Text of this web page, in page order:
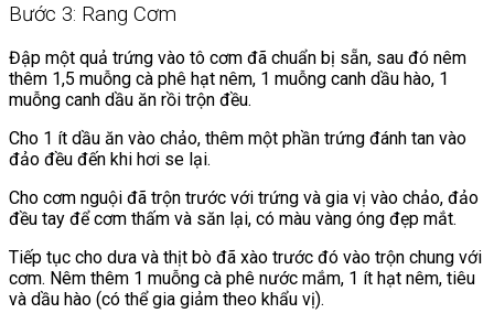
Bước 3: Rang Cơm
Đập một quả trứng vào tô cơm đã chuẩn bị sẵn, sau đó nêm
thêm 1,5 muỗng cà phê hạt nêm, 1 muỗng canh dầu hào, 1
muỗng canh dầu ăn rồi trộn đều.
Cho 1 ít dầu ăn vào chảo, thêm một phần trứng đánh tan vào
đảo đều đến khi hơi se lại.
Cho cơm nguội đã trộn trước với trứng và gia vị vào chảo, đảo
đều tay để cơm thấm và săn lại, có màu vàng óng đẹp mắt.
Tiếp tục cho dưa và thịt bò đã xào trước đó vào trộn chung với
cơm. Nêm thêm 1 muỗng cà phê nước mắm, 1 ít hạt nêm, tiêu
và dầu hào (có thể gia giảm theo khẩu vị).